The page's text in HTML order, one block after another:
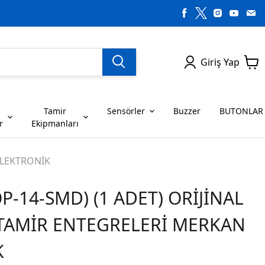
Giriş Yap
SENSÖRLER
BUTONLAR
SERİSİ ENTEGRELER
ENTEGRELER G SERİSİ ENTEGRELER
ENTEGRELER K SERİSİ ENTEGRELER
Dirençler
Tamir
Ekipmanları
Sensörler Buzzer BUTONLAR
14-SMD) (1 ADET) ORİJİNAL
ENTEGRELERİ MERKAN